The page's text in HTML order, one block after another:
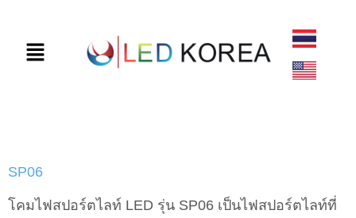
SP06
โคมไฟสปอร์ตไลท์ LED รุ่น SP06 เป็นไฟสปอร์ตไลท์ที่